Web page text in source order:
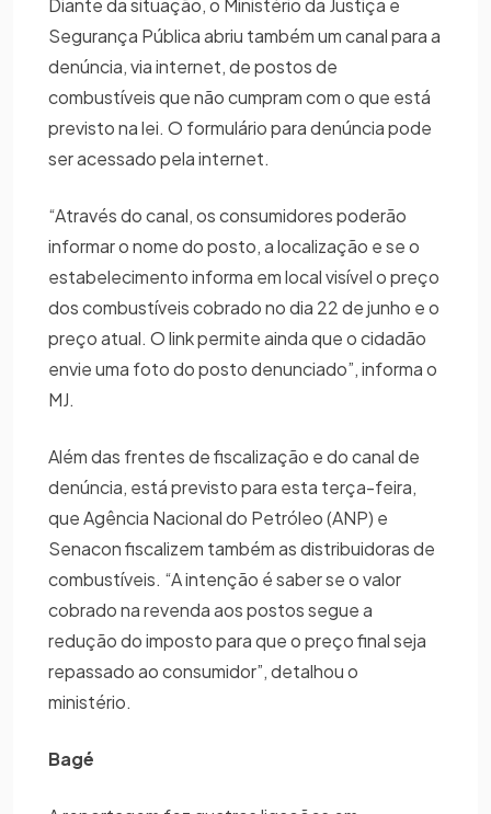
Diante da situação, o Ministério da Justiça e
Segurança Pública abriu também um canal para a
denúncia, via internet, de postos de
combustíveis que não cumpram com o que está
previsto na lei. O formulário para denúncia pode
ser acessado pela internet.
“Através do canal, os consumidores poderão
informar o nome do posto, a localização e se o
estabelecimento informa em local visível o preço
dos combustíveis cobrado no dia 22 de junho e o
preço atual. O link permite ainda que o cidadão
envie uma foto do posto denunciado”, informa o
MJ.
Além das frentes de fiscalização e do canal de
denúncia, está previsto para esta terça-feira,
que Agência Nacional do Petróleo (ANP) e
Senacon fiscalizem também as distribuidoras de
combustíveis. “A intenção é saber se o valor
cobrado na revenda aos postos segue a
redução do imposto para que o preço final seja
repassado ao consumidor”, detalhou o
ministério.
Bagé